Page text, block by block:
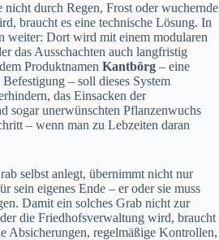
nicht durch Regen, Frost oder wuchernde
braucht es eine technische Lösung. In
weiter: Dort wird mit einem modularen
das Ausschachten auch langfristig
Produktnamen Kantbörg – eine
– soll dieses System
das Einsacken der
sogar unerwünschten Pflanzenwuchs
– wenn man zu Lebzeiten daran
selbst anlegt, übernimmt nicht nur
sein eigenes Ende – er oder sie muss
Damit ein solches Grab nicht zur
die Friedhofsverwaltung wird, braucht
Absicherungen, regelmäßige Kontrollen,